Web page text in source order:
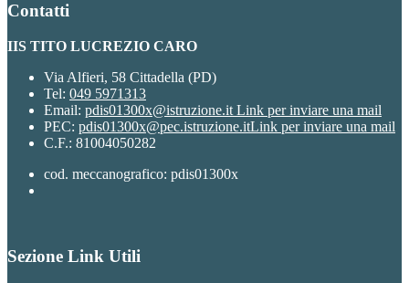
Contatti
IIS TITO LUCREZIO CARO
Via Alfieri, 58 Cittadella (PD)
Tel: 049 5971313
Email: pdis01300x@istruzione.it Link per inviare una mail
PEC: pdis01300x@pec.istruzione.itLink per inviare una mail
C.F.: 81004050282
cod. meccanografico: pdis01300x
Sezione Link Utili